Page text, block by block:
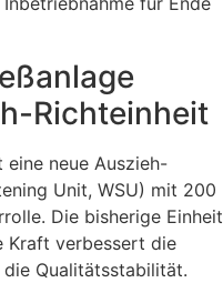
Richteinheit
neue Auszieh-
Unit, WSU) mit 200
Die bisherige Einheit
Kraft verbessert die
Qualitätsstabilität.